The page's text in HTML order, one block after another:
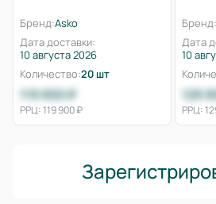
Бренд:Asko
Дата доставки:
10 августа 2026
Количество:20 шт
119 900 ₽
РРЦ: 119 900 ₽
Бренд:
Дата
10
129
РРЦ: